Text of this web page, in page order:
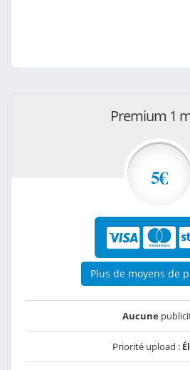
Premium 1
5€
Plus de moyens de
Aucune
Priorité upload :